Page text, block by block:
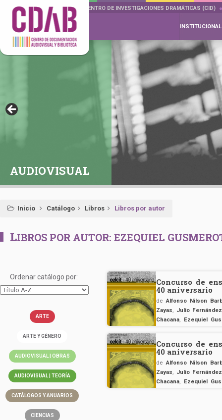
DOCUMENTA DRAMÁTICAS CENTRO DE INVESTIGACIONES DRAMÁTICAS (CID)
INSTITUCIONAL
AUDIOVISUAL
Inicio Catálogo Libros Libros por autor
LIBROS POR AUTOR: EZEQUIEL
Ordenar catálogo por:
ARTE
ARTE Y GÉNERO
AUDIOVISUAL | OBRAS
AUDIOVISUAL | TEORÍA
CATÁLOGOS Y ANUARIOS
CIENCIAS
Concurso de
40 aniversario
deAlfonso Nilson
Zayas, Julio
Chacana, Ezequiel
Concurso de
40 aniversario
deAlfonso Nilson
Zayas, Julio
Chacana, Ezequiel